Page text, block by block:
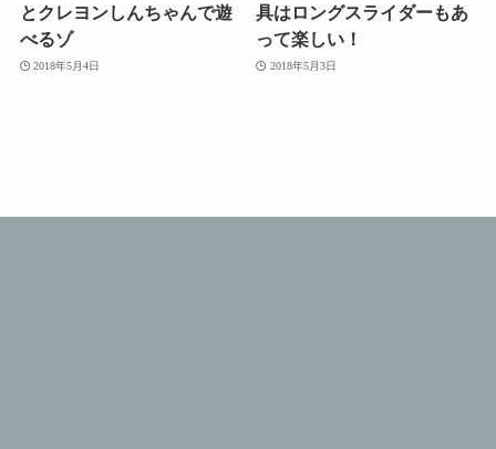
とクレヨンしんちゃんで遊
べるゾ
2018年5月4日
具はロングスライダーもあ
って楽しい！
2018年5月3日